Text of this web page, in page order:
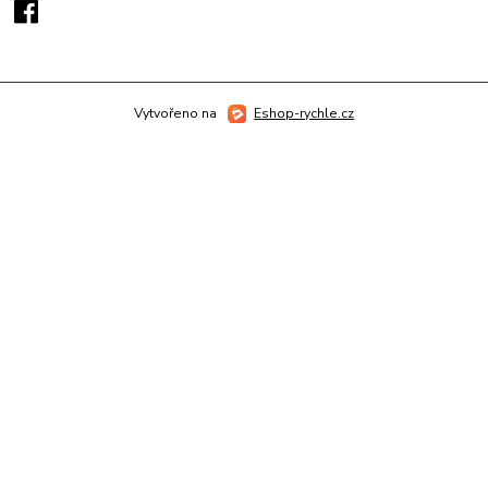
Vytvořeno na Eshop-rychle.cz